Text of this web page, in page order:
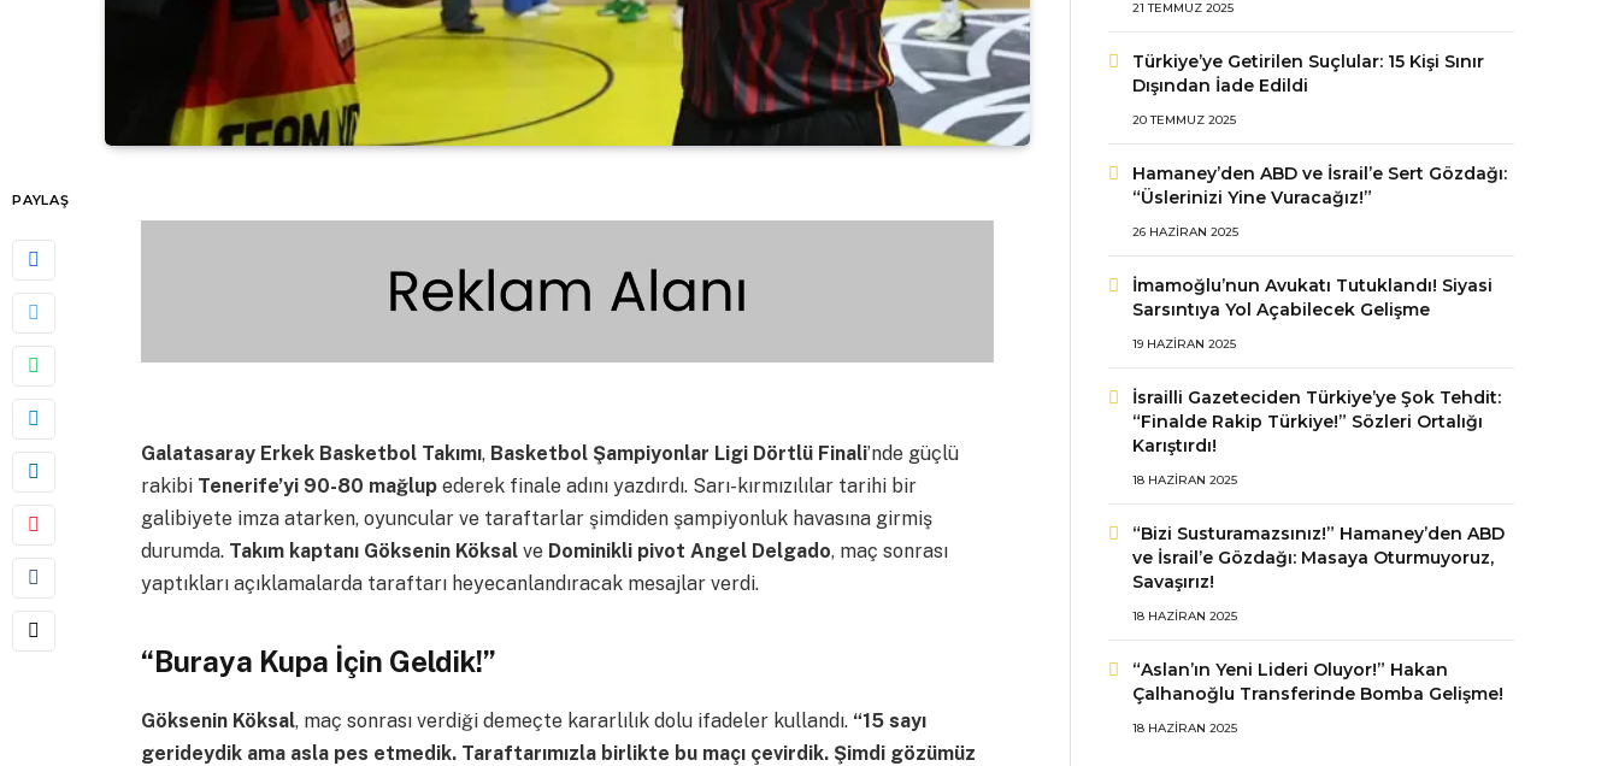
PAYLAŞ
Galatasaray Erkek Basketbol Takımı, Basketbol Şampiyonlar Ligi Dörtlü Finali’nde güçlü
rakibi Tenerife’yi 90-80 mağlup ederek finale adını yazdırdı. Sarı-kırmızılılar tarihi bir
galibiyete imza atarken, oyuncular ve taraftarlar şimdiden şampiyonluk havasına girmiş
durumda. Takım kaptanı Göksenin Köksalve Dominikli pivot Angel Delgado, maç sonrası
yaptıkları açıklamalarda taraftarı heyecanlandıracak mesajlar verdi.
“Buraya Kupa İçin Geldik!”
Göksenin Köksal, maç sonrası verdiği demeçte kararlılık dolu ifadeler kullandı. “15 sayı
gerideydik ama asla pes etmedik. Taraftarımızla birlikte bu maçı çevirdik. Şimdi gözümüz
21 TEMMUZ 2025
Türkiye’ye Getirilen Suçlular: 15 Kişi Sınır
Dışından İade Edildi
20 TEMMUZ 2025
Hamaney’den ABD ve İsrail’e Sert Gözdağı:
“Üslerinizi Yine Vuracağız!”
26 HAZIRAN 2025
İmamoğlu’nun Avukatı Tutuklandı! Siyasi
Sarsıntıya Yol Açabilecek Gelişme
19 HAZIRAN 2025
İsrailli Gazeteciden Türkiye’ye Şok Tehdit:
“Finalde Rakip Türkiye!” Sözleri Ortalığı
Karıştırdı!
18 HAZIRAN 2025
“Bizi Susturamazsınız!” Hamaney’den ABD
ve İsrail’e Gözdağı: Masaya Oturmuyoruz,
Savaşırız!
18 HAZIRAN 2025
“Aslan’ın Yeni Lideri Oluyor!” Hakan
Çalhanoğlu Transferinde Bomba Gelişme!
18 HAZIRAN 2025